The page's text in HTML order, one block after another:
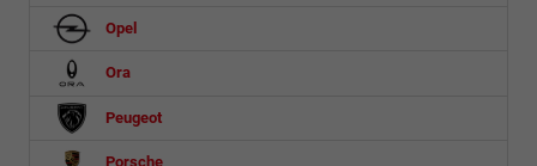
Opel
Ora
Peugeot
Porsche